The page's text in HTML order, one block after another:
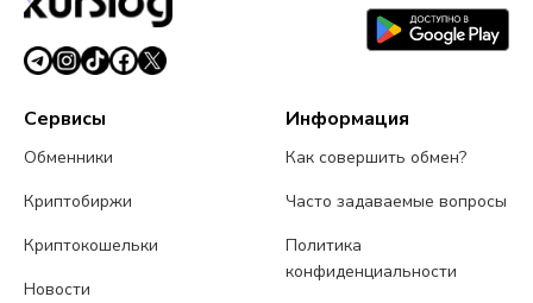
Сервисы
Обменники
Криптобиржи
Криптокошельки
Новости
Информация
Как совершить обмен?
Часто задаваемые вопросы
Политика
конфиденциальности